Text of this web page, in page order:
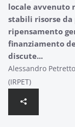
locale avvenuto
stabili risorse da
ripensamento
finanziamento
discute...
Alessandro
(IRPET)